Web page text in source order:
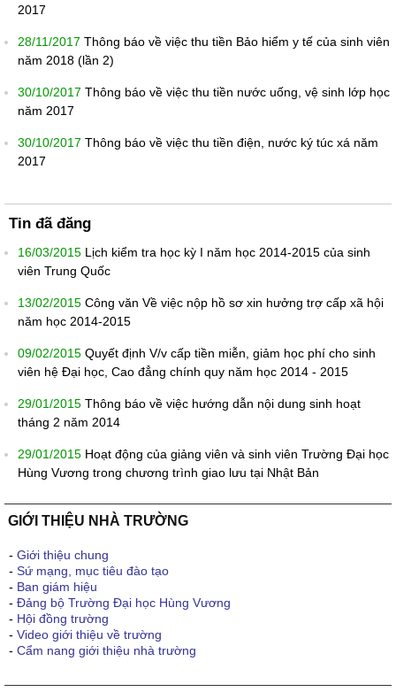
2017
28/11/2017 Thông báo về việc thu tiền Bảo hiểm y tế của sinh viên
năm 2018 (lần 2)
30/10/2017 Thông báo về việc thu tiền nước uống, vệ sinh lớp học
năm 2017
30/10/2017 Thông báo về việc thu tiền điện, nước ký túc xá năm
2017
Tin đã đăng
16/03/2015 Lịch kiểm tra học kỳ I năm học 2014-2015 của sinh
viên Trung Quốc
13/02/2015 Công văn Về việc nộp hồ sơ xin hưởng trợ cấp xã hội
năm học 2014-2015
09/02/2015 Quyết định V/v cấp tiền miễn, giảm học phí cho sinh
viên hệ Đại học, Cao đẳng chính quy năm học 2014 - 2015
29/01/2015 Thông báo về việc hướng dẫn nội dung sinh hoạt
tháng 2 năm 2014
29/01/2015 Hoạt động của giảng viên và sinh viên Trường Đại học
Hùng Vương trong chương trình giao lưu tại Nhật Bản
GIỚI THIỆU NHÀ TRƯỜNG
- Giới thiệu chung
- Sứ mạng, mục tiêu đào tạo
- Ban giám hiệu
- Đảng bộ Trường Đại học Hùng Vương
- Hội đồng trường
- Video giới thiệu về trường
- Cẩm nang giới thiệu nhà trường